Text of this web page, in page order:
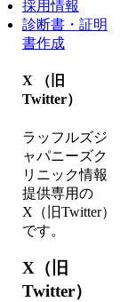
採用情報
診断書・証明
書作成
X （旧
Twitter）
ラッフルズジ
ャパニーズク
リニック情報
提供専用の
X（旧Twitter）
です。
X（旧
Twitter）